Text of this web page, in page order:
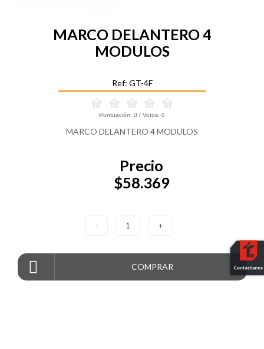
MARCO DELANTERO 4
MODULOS
Ref: GT-4F
Puntuación: 0 / Votos: 0
MARCO DELANTERO 4 MODULOS
Precio
$58.369
- 1 +
COMPRAR